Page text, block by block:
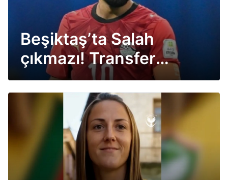
Beşiktaş’ta Salah
çıkmazı! Transfer
masada kaldı